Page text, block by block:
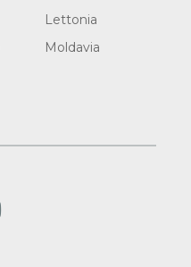
Lettonia
Moldavia